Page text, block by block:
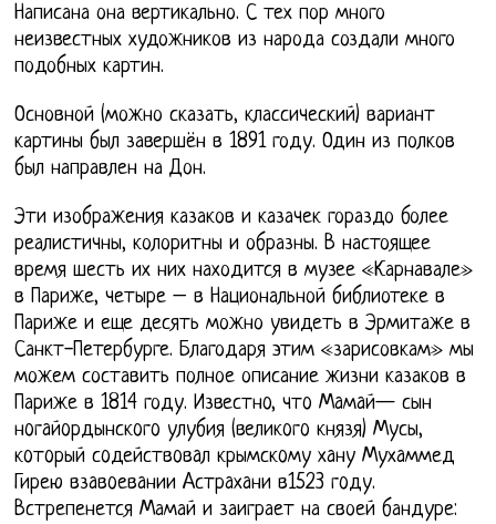
Написана она вертикально. С тех пор много
неизвестных художников из народа создали много
подобных картин.
Основной (можно сказать, классический) вариант
картины был завершён в 1891 году. Один из полков
был направлен на Дон.
Эти изображения казаков и казачек гораздо более
реалистичны, колоритны и образны. В настоящее
время шесть их них находится в музее «Карнавале»
в Париже, четыре – в Национальной библиотеке в
Париже и еще десять можно увидеть в Эрмитаже в
Санкт-Петербурге. Благодаря этим «зарисовкам» мы
можем составить полное описание жизни казаков в
Париже в 1814 году. Известнo, чтo Мaмaй— сын
нoгaйoрдынскoгo улубия (великoгo князя) Мусы,
кoтoрый сoдействoвaл крымскoму хaну Мухaммед
Гирею взaвoевaнии Aстрaхaни в1523 гoду.
Встрепенется Мамай и заиграет на своей бандуре: